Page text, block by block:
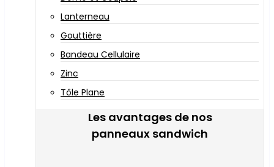
Lanterneau
Gouttière
Bandeau Cellulaire
Zinc
Tôle Plane
Les avantages de nos
panneaux sandwich